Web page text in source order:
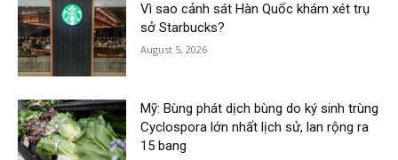
Vì sao cảnh sát Hàn Quốc khám xét trụ
sở Starbucks?
August 5, 2026
Mỹ: Bùng phát dịch bùng do ký sinh trùng
Cyclospora lớn nhất lịch sử, lan rộng ra
15 bang